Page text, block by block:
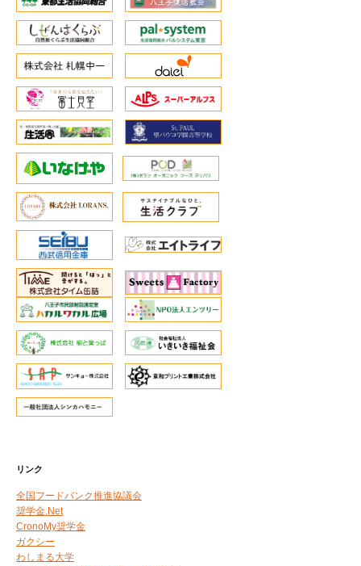
リンク
全国フードバンク推進協議会
奨学金.Net
CronoMy奨学金
ガクシー
わしまる大学